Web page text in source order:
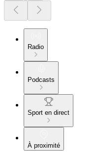
Radio
Podcasts
Sport en direct
À proximité